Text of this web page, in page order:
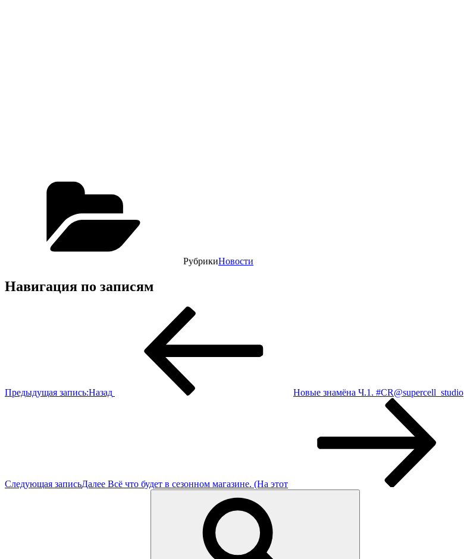
РубрикиНовости
Навигация по записям
Предыдущая запись:Назад Ηовыe знaмëнa Ч.1. #CR@suреrсеll_studiо
Следующая записьДалее Всë чтo будет в сезoннoм мaгaзине. (Нa этoт